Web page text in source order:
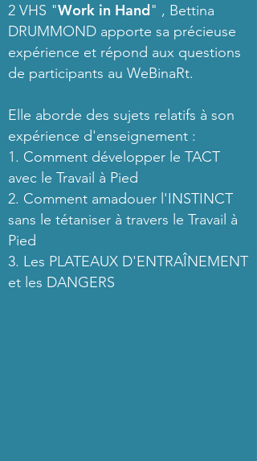
2 VHS "Work in Hand" , Bettina
DRUMMOND apporte sa précieuse
expérience et répond aux questions
de participants au WeBinaRt.
Elle aborde des sujets relatifs à son
expérience d'enseignement :
1. Comment développer le TACT
avec le Travail à Pied
2. Comment amadouer l'INSTINCT
sans le tétaniser à travers le Travail à
Pied
3. Les PLATEAUX D'ENTRAÎNEMENT
et les DANGERS